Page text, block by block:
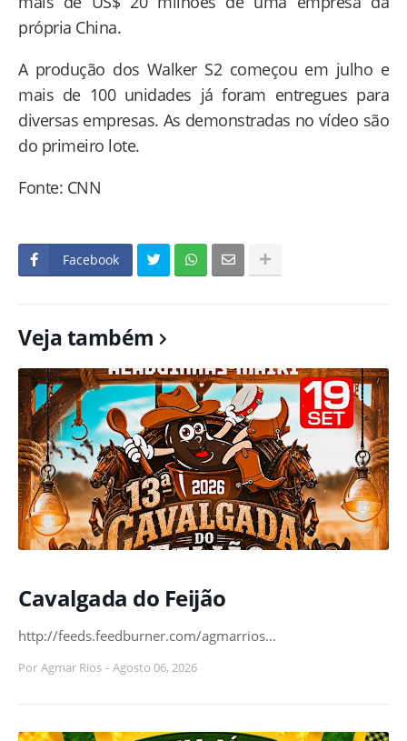
própria China.
A produção dos Walker S2 começou em julho e
mais de 100 unidades já foram entregues para
diversas empresas. As demonstradas no vídeo são
do primeiro lote.
Fonte: CNN
Facebook
Veja também
Cavalgada do Feijão
http://feeds.feedburner.com/agmarrios…
Por Agmar Rios - Agosto 06, 2026